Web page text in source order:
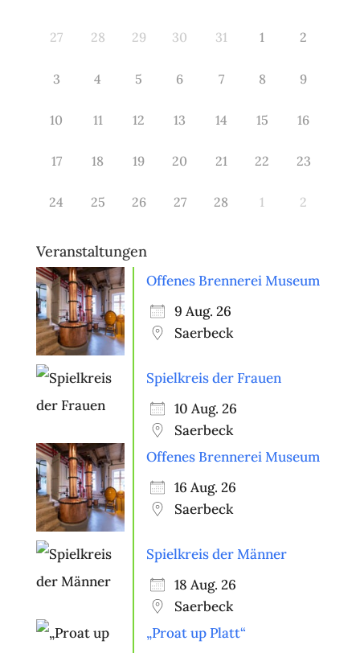
27 28 29 30 31 1 2
3 4 5 6 7 8 9
10 11 12 13 14 15 16
17 18 19 20 21 22 23
24 25 26 27 28 1 2
Veranstaltungen
Offenes Brennerei Museum
9 Aug. 26
Saerbeck
Spielkreis der Frauen
10 Aug. 26
Saerbeck
Offenes Brennerei Museum
16 Aug. 26
Saerbeck
Spielkreis der Männer
18 Aug. 26
Saerbeck
„Proat up Platt“